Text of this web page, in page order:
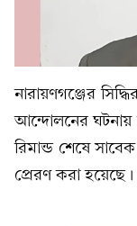
নারায়ণগঞ্জের
আন্দোলনের ঘটনায়
রিমান্ড শেষে
প্রেরণ করা হয়েছে।